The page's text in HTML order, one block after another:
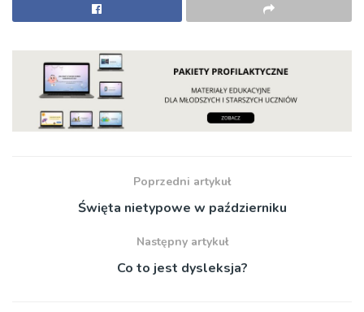
Poprzedni artykuł
Święta nietypowe w październiku
Następny artykuł
Co to jest dysleksja?